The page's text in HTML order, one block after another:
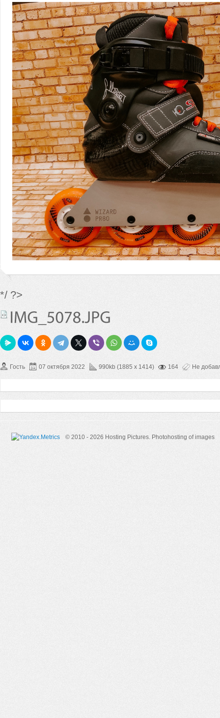
*/ ?>
Гость 07 октября 2022 990kb (1885 x 1414) 164 Не
© 2010 - 2026 Hosting Pictures. Photohosting of images